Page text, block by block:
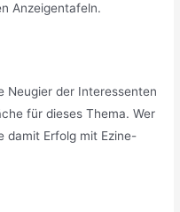
Anzeigentafeln.
Neugier der Interessenten
für dieses Thema. Wer
damit Erfolg mit Ezine-